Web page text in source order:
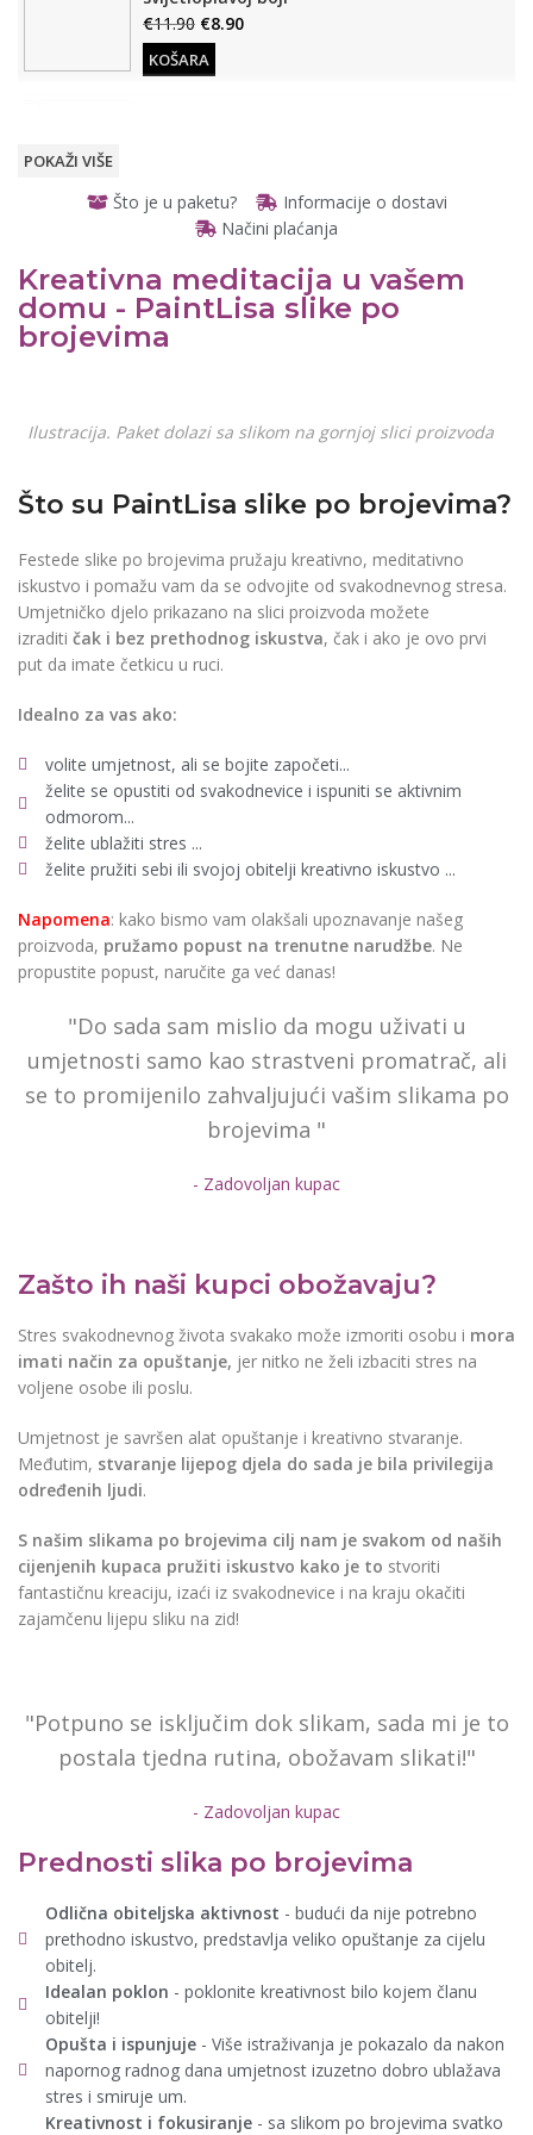
€11.90 €8.90
KOŠARA
Osvijetljeno, stolno povećalo
€11.90 €8.90
READ MORE
READ
MORE
€6.90 €4.90
MORE
POKAŽI VIŠE
Što je u paketu?
Informacije o dostavi
Načini plaćanja
Kreativna meditacija u vašem
domu - PaintLisa slike po
brojevima
Ilustracija. Paket dolazi sa slikom na gornjoj slici proizvoda
Što su PaintLisa slike po brojevima?
Festede slike po brojevima pružaju kreativno, meditativno
iskustvo i pomažu vam da se odvojite od svakodnevnog stresa.
Umjetničko djelo prikazano na slici proizvoda možete
izraditi čak i bez prethodnog iskustva, čak i ako je ovo prvi
put da imate četkicu u ruci.
Idealno za vas ako:
volite umjetnost, ali se bojite započeti...
želite se opustiti od svakodnevice i ispuniti se aktivnim
odmorom...
želite ublažiti stres ...
želite pružiti sebi ili svojoj obitelji kreativno iskustvo ...
Napomena: kako bismo vam olakšali upoznavanje našeg
proizvoda, pružamo popust na trenutne narudžbe. Ne
propustite popust, naručite ga već danas!
"Do sada sam mislio da mogu uživati u
umjetnosti samo kao strastveni promatrač, ali
se to promijenilo zahvaljujući vašim slikama po
brojevima "
- Zadovoljan kupac
Zašto ih naši kupci obožavaju?
Stres svakodnevnog života svakako može izmoriti osobu i mora
imati način za opuštanje, jer nitko ne želi izbaciti stres na
voljene osobe ili poslu.
Umjetnost je savršen alat opuštanje i kreativno stvaranje.
Međutim, stvaranje lijepog djela do sada je bila privilegija
određenih ljudi.
S našim slikama po brojevima cilj nam je svakom od naših
cijenjenih kupaca pružiti iskustvo kako je to stvoriti
fantastičnu kreaciju, izaći iz svakodnevice i na kraju okačiti
zajamčenu lijepu sliku na zid!
"Potpuno se isključim dok slikam, sada mi je to
postala tjedna rutina, obožavam slikati!"
- Zadovoljan kupac
Prednosti slika po brojevima
Odlična obiteljska aktivnost - budući da nije potrebno
prethodno iskustvo, predstavlja veliko opuštanje za cijelu
obitelj.
Idealan poklon - poklonite kreativnost bilo kojem članu
obitelji!
Opušta i ispunjuje- Više istraživanja je pokazalo da nakon
napornog radnog dana umjetnost izuzetno dobro ublažava
stres i smiruje um.
Kreativnost i fokusiranje- sa slikom po brojevima svatko